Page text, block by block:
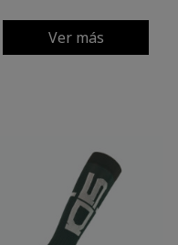
Ver más